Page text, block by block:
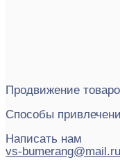
Продвижение
Способы
Написать нам
vs-bumerang@mail.ru